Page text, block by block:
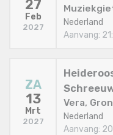
27
Feb
2027
Nederland
Aanvang:
ZA
13
Mrt
2027
Vera,
Nederland
Aanvang: